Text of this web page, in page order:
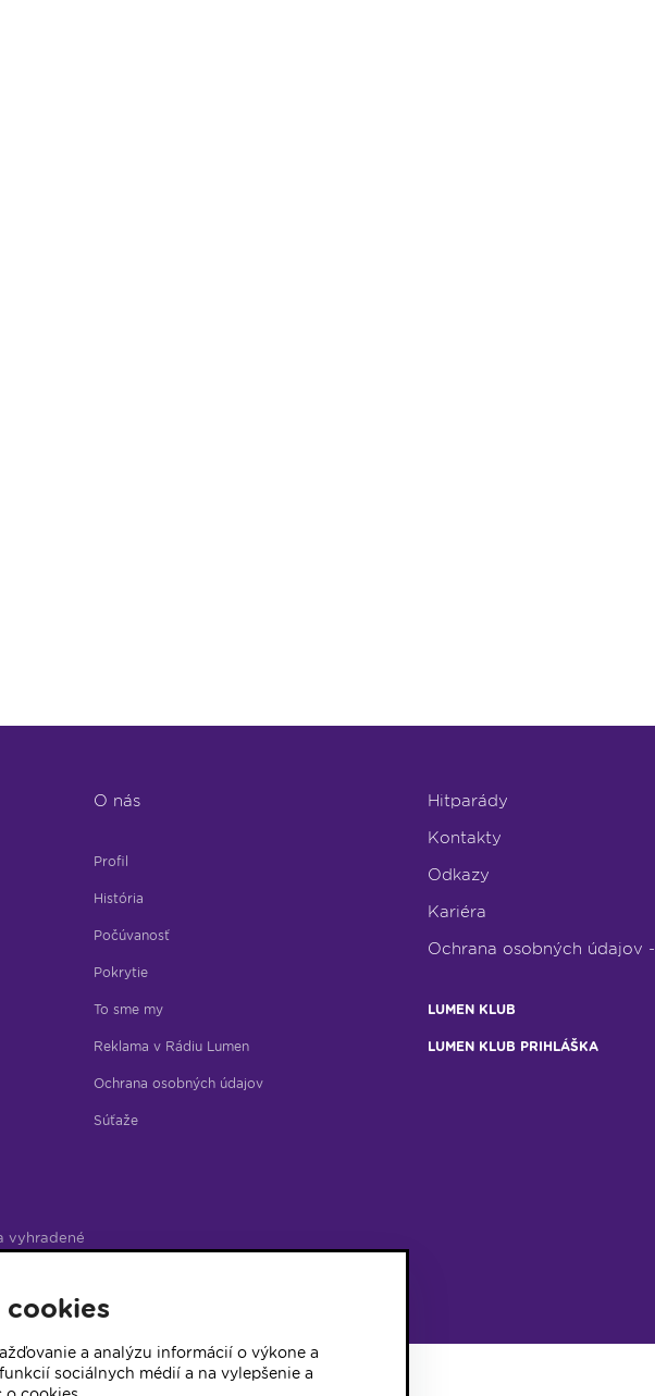
O nás
Profil
História
Počúvanosť
Pokrytie
To sme my
Reklama v Rádiu Lumen
Ochrana osobných údajov
Súťaže
Hitparády
Kontakty
Odkazy
Kariéra
Ochrana osobných údajov
LUMEN KLUB
LUMEN KLUB PRIHLÁŠKA
vyhradené
cookies
a analýzu informácií o výkone a
sociálnych médií a na vylepšenie a